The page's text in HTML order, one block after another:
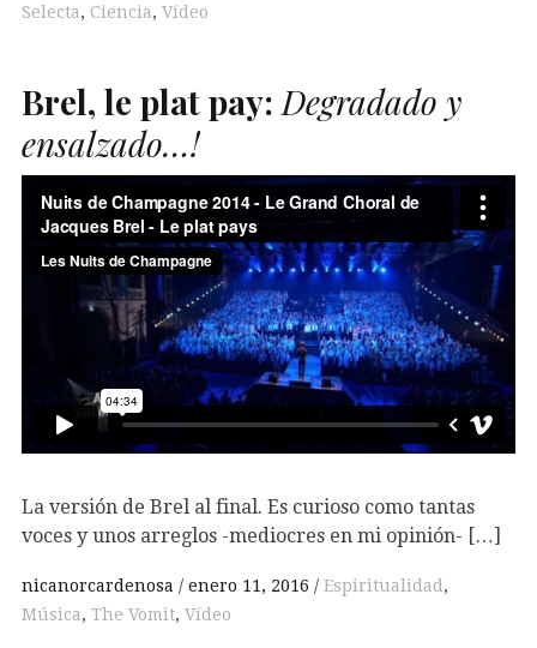
Selecta, Ciencia, Vídeo
Brel, le plat pay: Degradado y
ensalzado…!
La versión de Brel al final. Es curioso como tantas
voces y unos arreglos -mediocres en mi opinión- […]
nicanorcardenosa enero 11, 2016 Espiritualidad ,
Música, The Vomit, Vídeo